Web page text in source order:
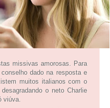
missivas amorosas. Para
dado na resposta e
muitos italianos com o
o neto Charlie
viúva.